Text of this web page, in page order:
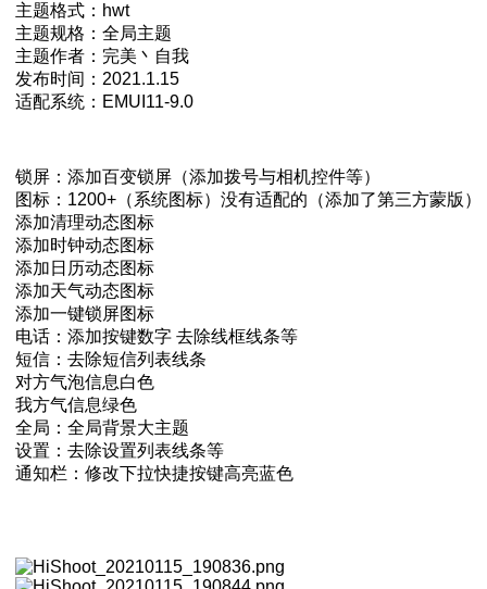
主题格式：hwt
主题规格：全局主题
主题作者：完美丶自我
发布时间：2021.1.15
适配系统：EMUI11-9.0
锁屏：添加百变锁屏（添加拨号与相机控件等）
图标：1200+（系统图标）没有适配的（添加了第三方蒙版）
添加清理动态图标
添加时钟动态图标
添加日历动态图标
添加天气动态图标
添加一键锁屏图标
电话：添加按键数字 去除线框线条等
短信：去除短信列表线条
对方气泡信息白色
我方气信息绿色
全局：全局背景大主题
设置：去除设置列表线条等
通知栏：修改下拉快捷按键高亮蓝色